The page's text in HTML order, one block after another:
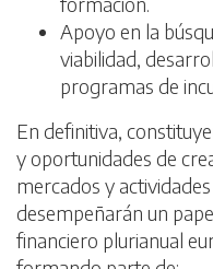
Apoyo en la
viabilidad,
programas de
En definitiva,
y oportunidades de
mercados y
desempeñarán un
financiero plurianual